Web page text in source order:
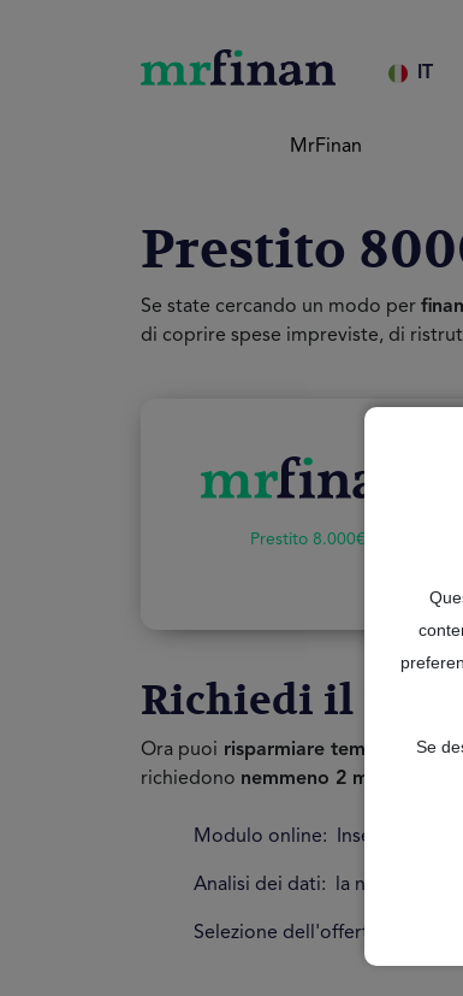
Se
MrFinan
Prestito
Se state cercando un modo per
di coprire spese impreviste, di
Prestito 8.000€
Richiedi il tuo
Ora puoi risparmiare tempo e
richiedono nemmeno 2 minuti
Modulo online: Inserite
Analisi dei dati: la nostra
Selezione dell'offerta: in